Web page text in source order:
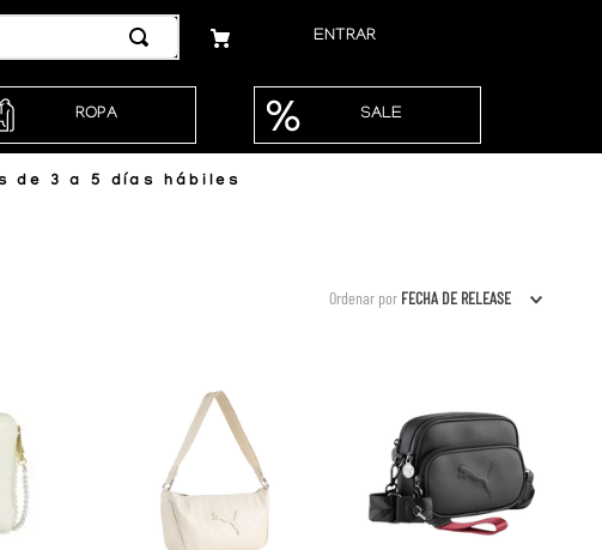
ENTRAR
ROPA SALE
de 3 a 5 días hábiles
Ordenar por FECHA DE RELEASE